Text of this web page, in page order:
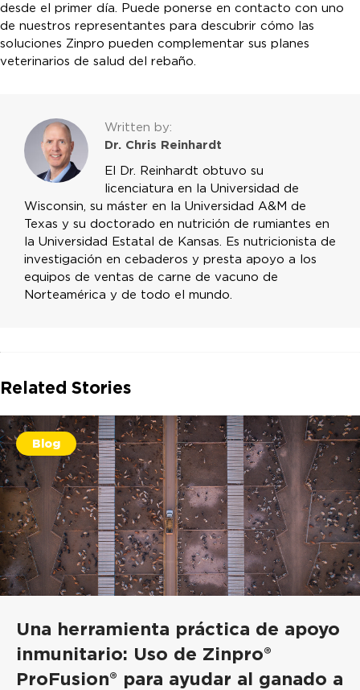
desde el primer día. Puede ponerse en contacto con uno
de nuestros representantes para descubrir cómo las
soluciones Zinpro pueden complementar sus planes
veterinarios de salud del rebaño.
Written by:
Dr. Chris Reinhardt
El Dr. Reinhardt obtuvo su
licenciatura en la Universidad de
Wisconsin, su máster en la Universidad A&M de
Texas y su doctorado en nutrición de rumiantes en
la Universidad Estatal de Kansas. Es nutricionista de
investigación en cebaderos y presta apoyo a los
equipos de ventas de carne de vacuno de
Norteamérica y de todo el mundo.
Related Stories
Blog
Una herramienta práctica de apoyo
inmunitario: Uso de Zinpro®
ProFusion® para ayudar al ganado a